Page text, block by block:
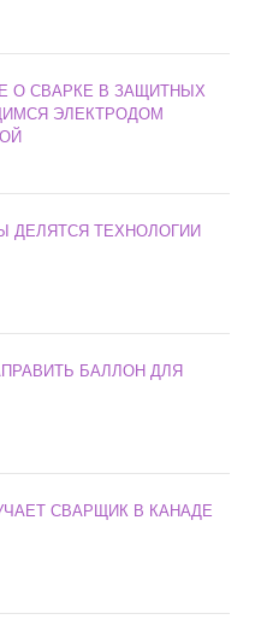
О СВАРКЕ В ЗАЩИТНЫХ
ЭЛЕКТРОДОМ
ДЕЛЯТСЯ ТЕХНОЛОГИИ
БАЛЛОН ДЛЯ
СВАРЩИК В КАНАДЕ